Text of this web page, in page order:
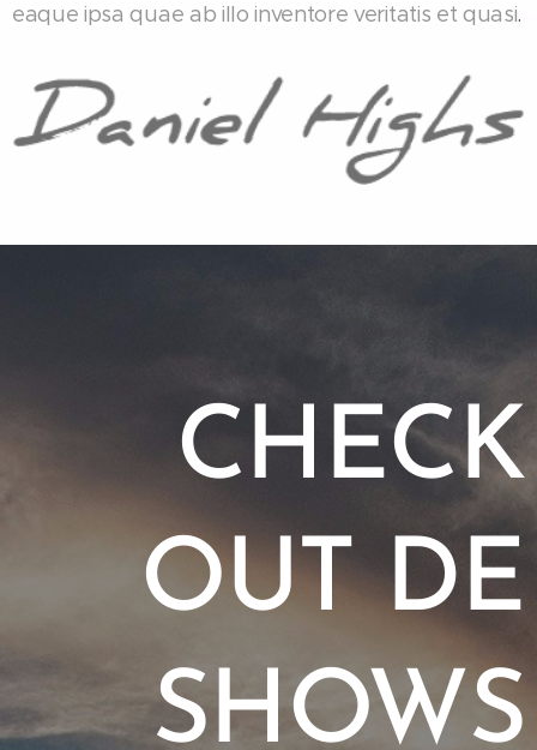
eaque ipsa quae ab illo inventore veritatis et quasi.
CHECK
OUT DE
SHOWS